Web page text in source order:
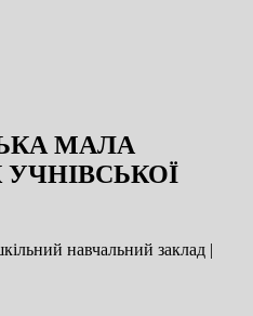
МАЛА
навчальний заклад |